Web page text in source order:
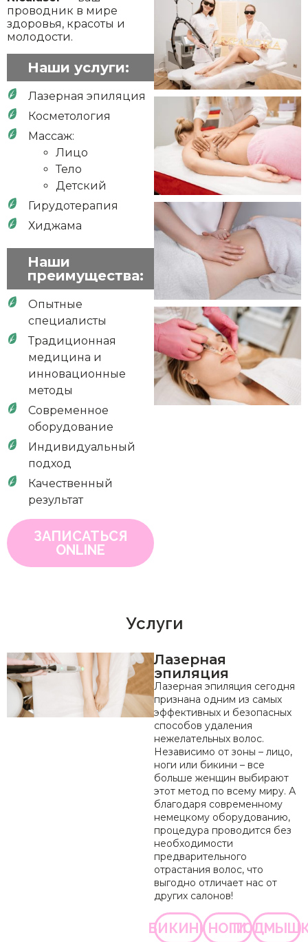
проводник в мире
здоровья, красоты и
молодости.
Наши услуги:
Лазерная эпиляция
Косметология
Массаж:
Лицо
Тело
Детский
Гирудотерапия
Хиджама
Наши
преимущества:
Опытные
специалисты
Традиционная
медицина и
инновационные
методы
Современное
оборудование
Индивидуальный
подход
Качественный
результат
ЗАПИСАТЬСЯ
ONLINE
Услуги
Лазерная
эпиляция
Лазерная эпиляция сегодня
признана одним из самых
эффективных и безопасных
способов удаления
нежелательных волос.
Независимо от зоны – лицо,
ноги или бикини – все
больше женщин выбирают
этот метод по всему миру. А
благодаря современному
немецкому оборудованию,
процедура проводится без
необходимости
предварительного
отрастания волос, что
выгодно отличает нас от
других салонов!
БИКИНИНОГИ